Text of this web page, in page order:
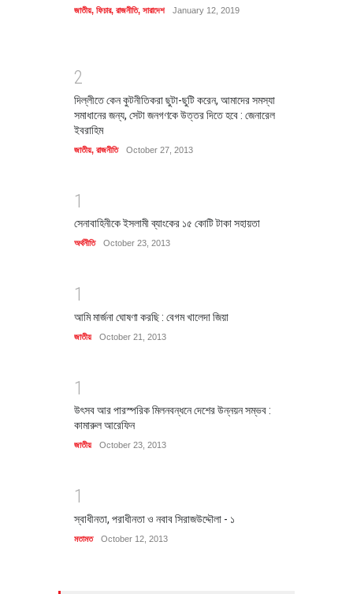
জাতীয়, ফিচার, রাজনীতি, সারাদেশ January 12, 2019
2
দিল্লীতে কেন কুটনীতিকরা ছুটা-ছুটি করেন, আমাদের সমস্যা
সমাধানের জন্য, সেটা জনগণকে উত্তর দিতে হবে : জেনারেল
ইবরাহিম
জাতীয়, রাজনীতি October 27, 2013
1
সেনাবাহিনীকে ইসলামী ব্যাংকের ১৫ কোটি টাকা সহায়তা
অর্থনীতি October 23, 2013
1
আমি মার্জনা ঘোষণা করছি : বেগম খালেদা জিয়া
জাতীয় October 21, 2013
1
উৎসব আর পারস্পরিক মিলনবন্ধনে দেশের উন্নয়ন সম্ভব :
কামারুল আরেফিন
জাতীয় October 23, 2013
1
স্বাধীনতা, পরাধীনতা ও নবাব সিরাজউদ্দৌলা - ১
মতামত October 12, 2013